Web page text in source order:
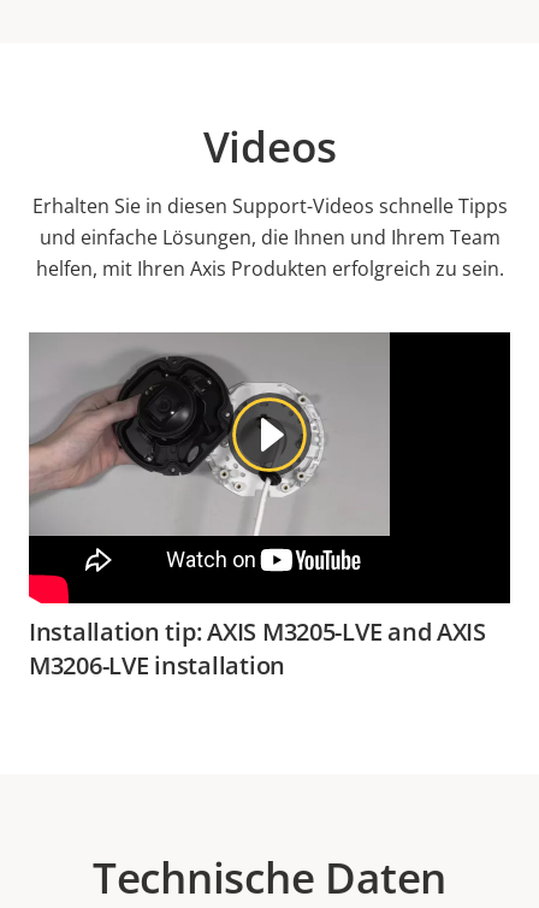
Videos
Erhalten Sie in diesen Support-Videos schnelle Tipps
und einfache Lösungen, die Ihnen und Ihrem Team
helfen, mit Ihren Axis Produkten erfolgreich zu sein.
Installation tip: AXIS M3205-LVE and AXIS
M3206-LVE installation
Technische Daten